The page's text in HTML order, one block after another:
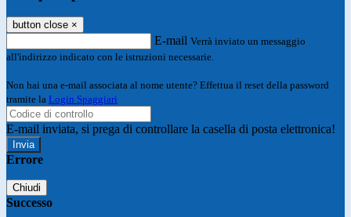
button close ×
E-mail Verrà inviato un messaggio
all'indirizzo indicato con le istruzioni necessarie.
Non hai una e-mail associata al nome utente? Effettua il reset della password
tramite la Login Spaggiari
E-mail inviata, si prega di controllare la casella di posta elettronica!
Errore
Chiudi
Successo